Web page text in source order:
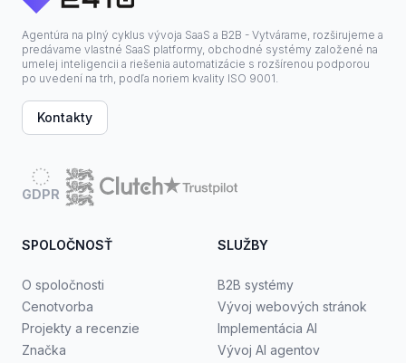
Agentúra na plný cyklus vývoja SaaS a B2B - Vytvárame, rozširujeme a
predávame vlastné SaaS platformy, obchodné systémy založené na
umelej inteligencii a riešenia automatizácie s rozšírenou podporou
po uvedení na trh, podľa noriem kvality ISO 9001.
Kontakty
GDPR
SPOLOČNOSŤ
O spoločnosti
Cenotvorba
Projekty a recenzie
Značka
SLUŽBY
B2B systémy
Vývoj webových stránok
Implementácia AI
Vývoj AI agentov